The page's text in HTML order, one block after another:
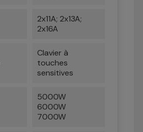
2x11A; 2x13A;
2x16A
Clavier à
touches
sensitives
5000W
6000W
7000W